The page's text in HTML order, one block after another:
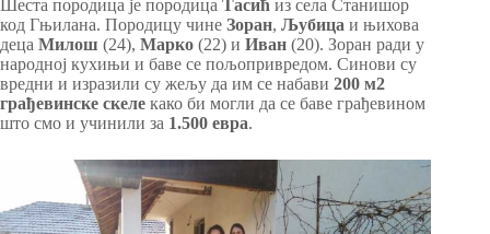
Шеста породица је породица Тасић из села Станишор
код Гњилана. Породицу чине Зоран, Љубица и њихова
деца Милош (24), Марко (22) и Иван (20). Зоран ради у
народној кухињи и баве се пољопривредом. Синови су
вредни и изразили су жељу да им се набави 200 м2
грађевинске скеле како би могли да се баве грађевином
што смо и учинили за 1.500 евра.